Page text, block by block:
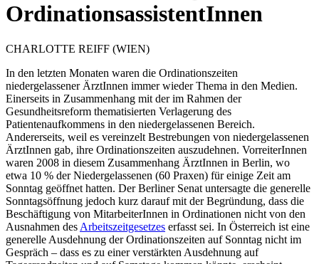
OrdinationsassistentInnen
CHARLOTTE REIFF (WIEN)
In den letzten Monaten waren die Ordinationszeiten
niedergelassener ÄrztInnen immer wieder Thema in den Medien.
Einerseits in Zusammenhang mit der im Rahmen der
Gesundheitsreform thematisierten Verlagerung des
Patientenaufkommens in den niedergelassenen Bereich.
Andererseits, weil es vereinzelt Bestrebungen von niedergelassenen
ÄrztInnen gab, ihre Ordinationszeiten auszudehnen. VorreiterInnen
waren 2008 in diesem Zusammenhang ÄrztInnen in Berlin, wo
etwa 10 % der Niedergelassenen (60 Praxen) für einige Zeit am
Sonntag geöffnet hatten. Der Berliner Senat untersagte die generelle
Sonntagsöffnung jedoch kurz darauf mit der Begründung, dass die
Beschäftigung von MitarbeiterInnen in Ordinationen nicht von den
Ausnahmen des Arbeitszeitgesetzes erfasst sei. In Österreich ist eine
generelle Ausdehnung der Ordinationszeiten auf Sonntag nicht im
Gespräch – dass es zu einer verstärkten Ausdehnung auf